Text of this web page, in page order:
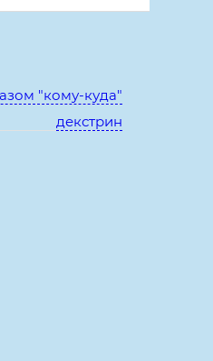
"кому-куда"
декстрин